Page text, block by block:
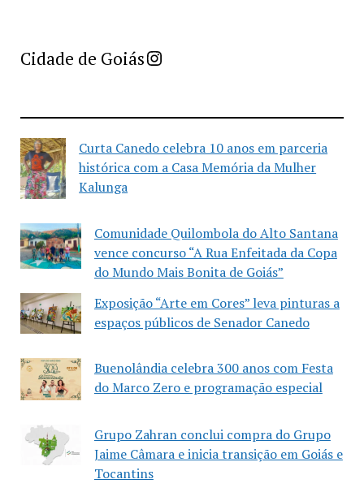
Cidade de GoiásImprensa Criativa da Cidade de Goiás
Curta Canedo celebra 10 anos em parceria
histórica com a Casa Memória da Mulher
Kalunga
Comunidade Quilombola do Alto Santana
vence concurso “A Rua Enfeitada da Copa
do Mundo Mais Bonita de Goiás”
Exposição “Arte em Cores” leva pinturas a
espaços públicos de Senador Canedo
Buenolândia celebra 300 anos com Festa
do Marco Zero e programação especial
Grupo Zahran conclui compra do Grupo
Jaime Câmara e inicia transição em Goiás e
Tocantins